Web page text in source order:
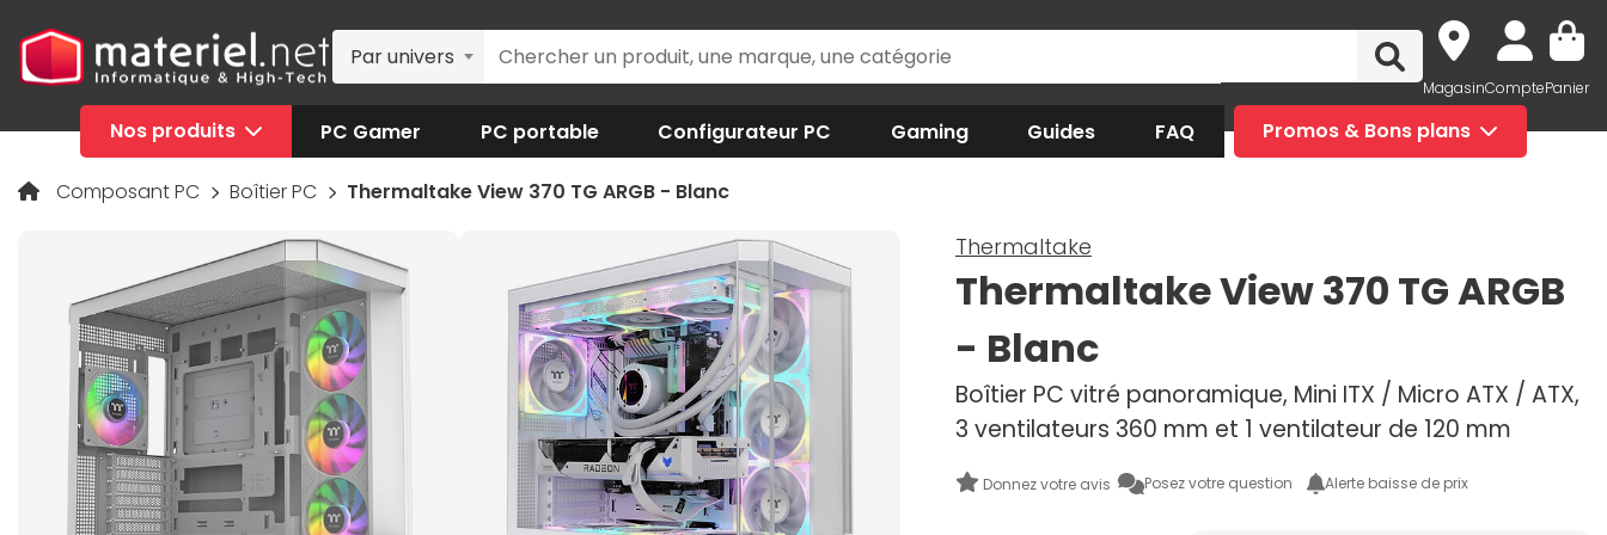
Par univers
MagasinComptePanier
Nos produits PC Gamer PC portable Configurateur PC Gaming Guides FAQ Promos & Bons plans
Composant PC Boîtier PC Thermaltake View 370 TG ARGB - Blanc
Thermaltake
Thermaltake View 370 TG ARGB
- Blanc
Boîtier PC vitré panoramique, Mini ITX / Micro ATX / ATX,
3 ventilateurs 360 mm et 1 ventilateur de 120 mm
Donnez votre avis Posez votre question Alerte baisse de prix